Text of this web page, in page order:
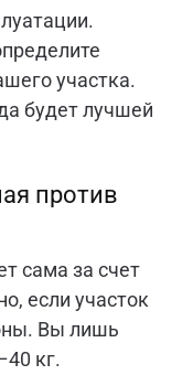
участка.
будет лучшей
против
сама за счет
если участок
Вы лишь
кг.